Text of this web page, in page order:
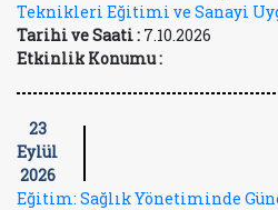
Teknikleri Eğitimi ve Sanayi
Tarihi ve Saati : 7.10.2026
Etkinlik Konumu :
23
Eylül
2026
Eğitim: Sağlık Yönetiminde